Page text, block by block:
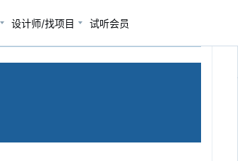
设计师/找项目 试听会员